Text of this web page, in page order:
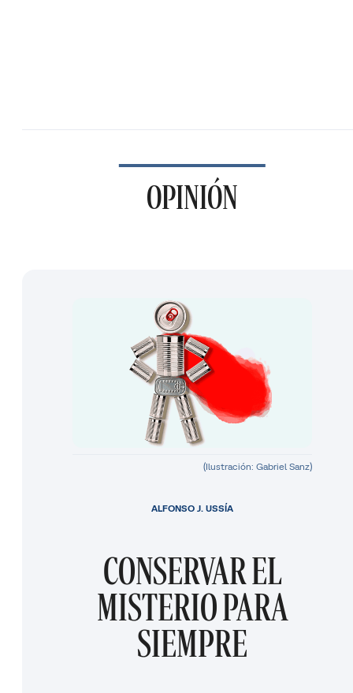
OPINIÓN
(Ilustración: Gabriel Sanz)
CONSERVAR EL
MISTERIO PARA
SIEMPRE
ALFONSO J. USSÍA